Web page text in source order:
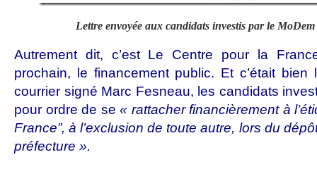
Lettre envoyée aux candidats investis par le
Autrement dit, c’est Le Centre pour la
prochain, le financement public. Et c’était
courrier signé Marc Fesneau, les candidats
pour ordre de se « rattacher financièrement à
France”, à l’exclusion de toute autre, lors du
préfecture ».